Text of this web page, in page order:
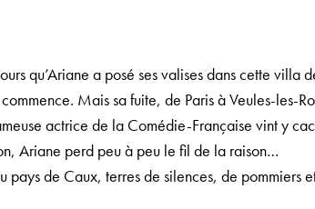
qu’Ariane a posé ses valises dans cette villa
Mais sa fuite, de Paris à Veules-les-
actrice de la Comédie-Française vint y
Ariane perd peu à peu le fil de la raison…
pays de Caux, terres de silences, de pommiers